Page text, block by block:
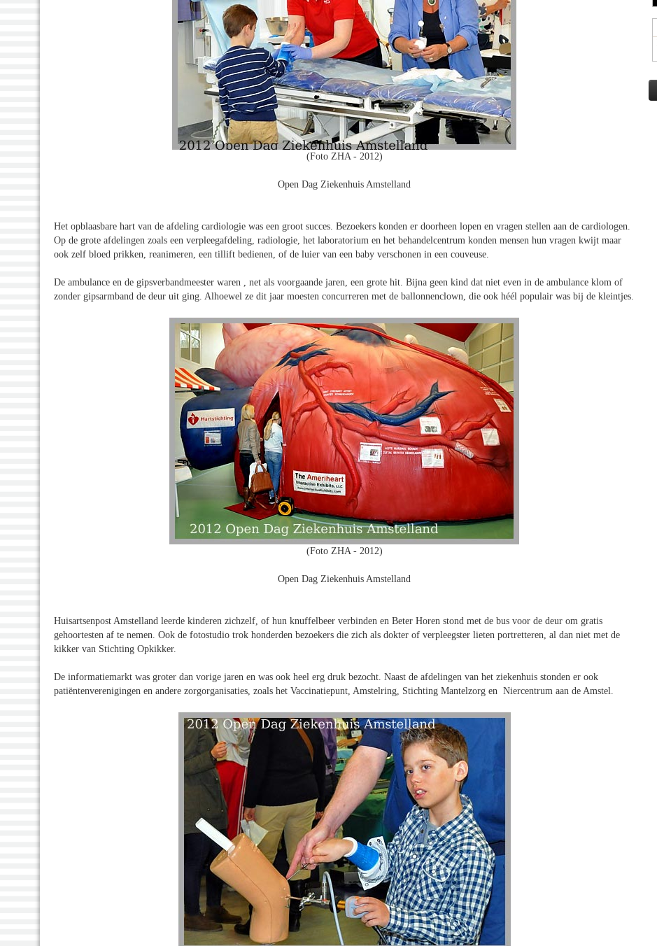
(Foto ZHA - 2012)
Open Dag Ziekenhuis Amstelland
Het opblaasbare hart van de afdeling cardiologie was een groot succes. Bezoekers konden er doorheen lopen en vragen stellen aan de cardiologen.
Op de grote afdelingen zoals een verpleegafdeling, radiologie, het laboratorium en het behandelcentrum konden mensen hun vragen kwijt maar
ook zelf bloed prikken, reanimeren, een tillift bedienen, of de luier van een baby verschonen in een couveuse.
De ambulance en de gipsverbandmeester waren , net als voorgaande jaren, een grote hit. Bijna geen kind dat niet even in de ambulance klom of
zonder gipsarmband de deur uit ging. Alhoewel ze dit jaar moesten concurreren met de ballonnenclown, die ook héél populair was bij de kleintjes.
(Foto ZHA - 2012)
Open Dag Ziekenhuis Amstelland
Huisartsenpost Amstelland leerde kinderen zichzelf, of hun knuffelbeer verbinden en Beter Horen stond met de bus voor de deur om gratis
gehoortesten af te nemen. Ook de fotostudio trok honderden bezoekers die zich als dokter of verpleegster lieten portretteren, al dan niet met de
kikker van Stichting Opkikker.
De informatiemarkt was groter dan vorige jaren en was ook heel erg druk bezocht. Naast de afdelingen van het ziekenhuis stonden er ook
patiëntenverenigingen en andere zorgorganisaties, zoals het Vaccinatiepunt, Amstelring, Stichting Mantelzorg en Niercentrum aan de Amstel.